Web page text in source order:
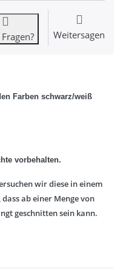
Fragen? Weitersagen
Farben schwarz/weiß
vorbehalten.
wir diese in einem
ab einer Menge von
geschnitten sein kann.